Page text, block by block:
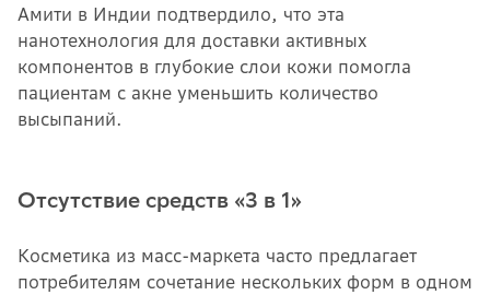
Амити в Индии подтвердило, что эта
нанотехнология для доставки активных
компонентов в глубокие слои кожи помогла
пациентам с акне уменьшить количество
высыпаний.
Отсутствие средств «3 в 1»
Косметика из масс-маркета часто предлагает
потребителям сочетание нескольких форм в одном